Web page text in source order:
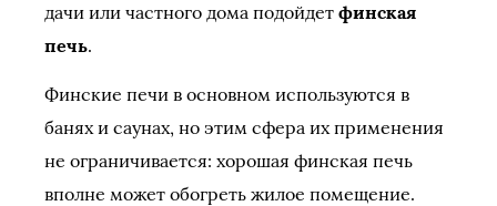
дачи или частного дома подойдет финская
печь.
Финские печи в основном используются в
банях и саунах, но этим сфера их применения
не ограничивается: хорошая финская печь
вполне может обогреть жилое помещение.